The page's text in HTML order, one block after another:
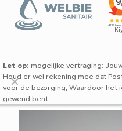
Let op: mogelijke vertraging:
Houd er wel rekening mee dat
voor de bezorging, Waardoor het
gewend bent.
✕